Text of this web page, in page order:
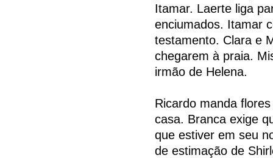
Itamar. Laerte liga
enciumados. Itamar
testamento. Clara e
chegarem à praia.
irmão de Helena.
Ricardo manda
casa. Branca exige
que estiver em seu
de estimação de